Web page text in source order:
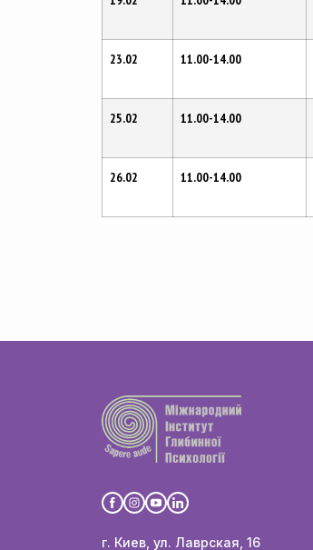
23.02 11.00-14.00
25.02 11.00-14.00
26.02 11.00-14.00
г. Киев, ул. Лаврская, 16